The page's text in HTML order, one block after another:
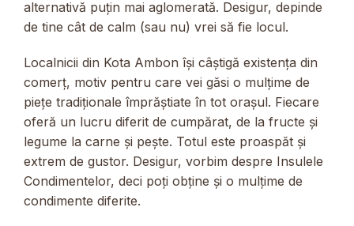
alternativă puțin mai aglomerată. Desigur, depinde
de tine cât de calm (sau nu) vrei să fie locul.
Localnicii din Kota Ambon își câștigă existența din
comerț, motiv pentru care vei găsi o mulțime de
piețe tradiționale împrăștiate în tot orașul. Fiecare
oferă un lucru diferit de cumpărat, de la fructe și
legume la carne și pește. Totul este proaspăt și
extrem de gustor. Desigur, vorbim despre Insulele
Condimentelor, deci poți obține și o mulțime de
condimente diferite.